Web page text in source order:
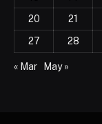
20
21
27
28
« Mar May »